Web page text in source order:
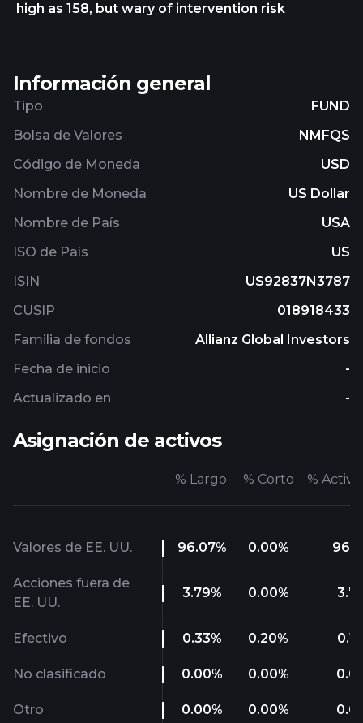
high as 158, but wary of intervention risk
other equity securities, the fund may invest up to
Información general
Tipo
FUND
Bolsa de Valores
NMFQS
Código de Moneda
USD
Nombre de Moneda
US Dollar
Nombre de País
USA
ISO de País
US
ISIN
US92837N3787
CUSIP
018918433
Familia de fondos
Allianz Global Investors
Fecha de inicio
-
Actualizado en
-
Asignación de activos
% Largo % Corto %
Valores de EE. UU. 96.07% 0.00%
Acciones fuera de
EE. UU.
3.79% 0.00%
Efectivo 0.33% 0.20%
No clasificado 0.00% 0.00%
Otro 0.00% 0.00%